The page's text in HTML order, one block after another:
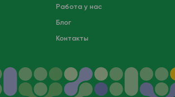
Работа у нас
Блог
Контакты